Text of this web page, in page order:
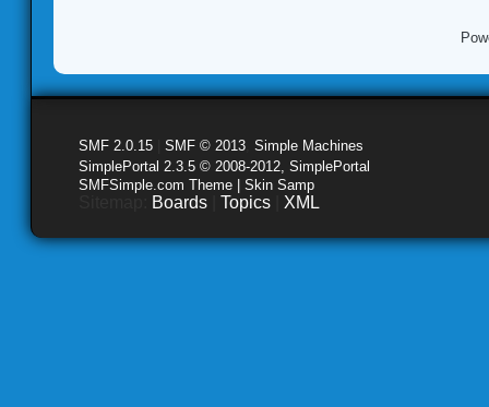
SMF 2.0.15 SMF © 2013 Simple Machines
SimplePortal 2.3.5 © 2008-2012, SimplePortal
SMFSimple.com Theme | Skin Samp
Boards Topics XML